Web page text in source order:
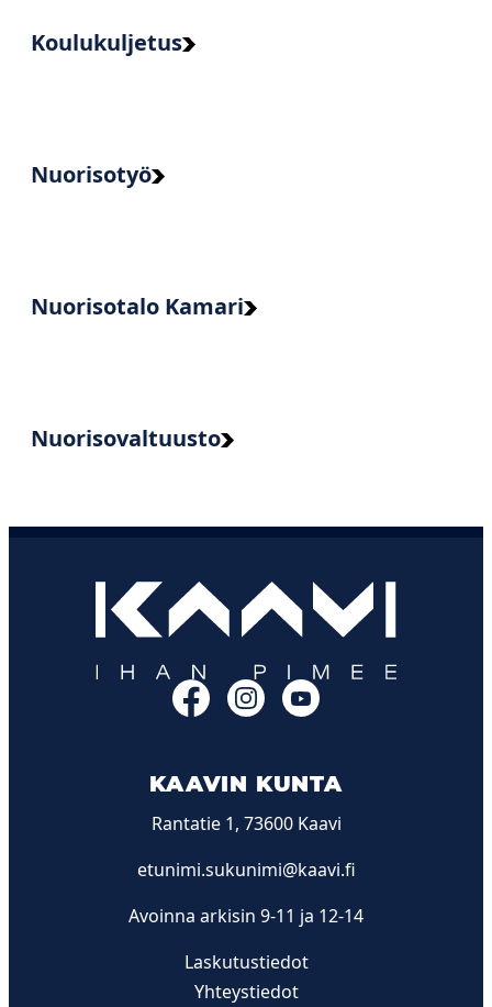
Koulukuljetus
Nuorisotyö
Nuorisotalo Kamari
Nuorisovaltuusto
FacebookInstagram
KAAVIN KUNTA
Rantatie 1, 73600 Kaavi
etunimi.sukunimi@kaavi.fi
Avoinna arkisin 9-11 ja 12-14
Laskutustiedot
Yhteystiedot